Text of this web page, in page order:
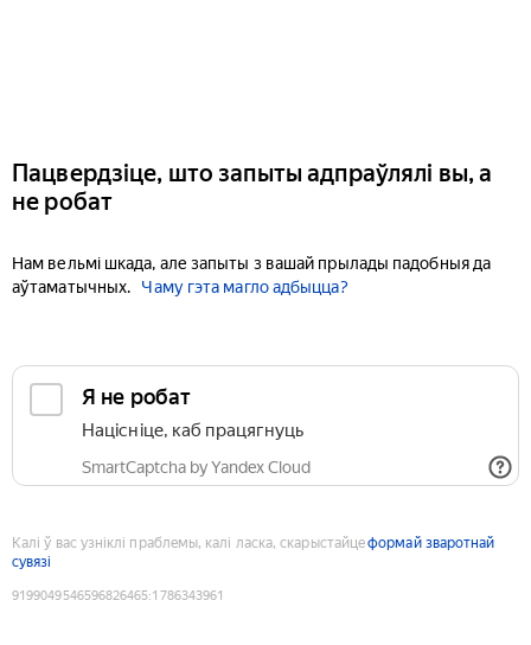
Пацвердзіце, што запыты адпраўлялі вы, а
не робат
Нам вельмі шкада, але запыты з вашай прылады падобныя да
аўтаматычных.
Чаму гэта магло адбыцца?
Я не робат
Націсніце, каб працягнуць
SmartCaptcha by Yandex Cloud
Калі ў вас узніклі праблемы, калі ласка, скарыстайцеформай зваротнай
сувязі
9199049546596826465:1786343961